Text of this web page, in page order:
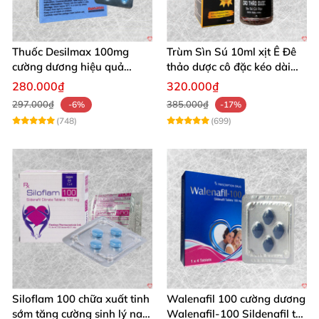
Thuốc Desilmax 100mg
cường dương hiệu quả
mạnh tăng sinh lý nam
280.000₫
297.000₫
-6%
(748)
Trùm Sìn Sú 10ml xịt Ê Đê
thảo dược cô đặc kéo dài
quan hệ
320.000₫
385.000₫
-17%
(699)
Siloflam 100 chữa xuất tinh
sớm tăng cường sinh lý nam
Walenafil 100 cường dương
Walenafil-100 Sildenafil trị